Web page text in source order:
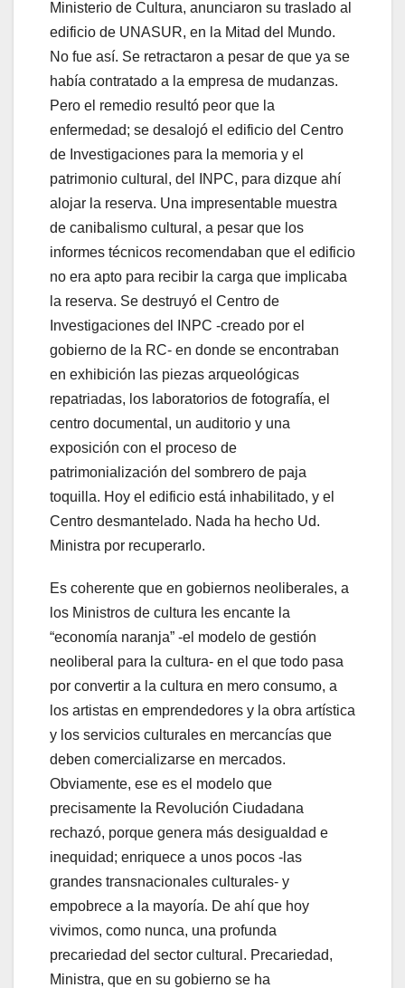
Ministerio de Cultura, anunciaron su traslado al
edificio de UNASUR, en la Mitad del Mundo.
No fue así. Se retractaron a pesar de que ya se
había contratado a la empresa de mudanzas.
Pero el remedio resultó peor que la
enfermedad; se desalojó el edificio del Centro
de Investigaciones para la memoria y el
patrimonio cultural, del INPC, para dizque ahí
alojar la reserva. Una impresentable muestra
de canibalismo cultural, a pesar que los
informes técnicos recomendaban que el edificio
no era apto para recibir la carga que implicaba
la reserva. Se destruyó el Centro de
Investigaciones del INPC -creado por el
gobierno de la RC- en donde se encontraban
en exhibición las piezas arqueológicas
repatriadas, los laboratorios de fotografía, el
centro documental, un auditorio y una
exposición con el proceso de
patrimonialización del sombrero de paja
toquilla. Hoy el edificio está inhabilitado, y el
Centro desmantelado. Nada ha hecho Ud.
Ministra por recuperarlo.
Es coherente que en gobiernos neoliberales, a
los Ministros de cultura les encante la
“economía naranja” -el modelo de gestión
neoliberal para la cultura- en el que todo pasa
por convertir a la cultura en mero consumo, a
los artistas en emprendedores y la obra artística
y los servicios culturales en mercancías que
deben comercializarse en mercados.
Obviamente, ese es el modelo que
precisamente la Revolución Ciudadana
rechazó, porque genera más desigualdad e
inequidad; enriquece a unos pocos -las
grandes transnacionales culturales- y
empobrece a la mayoría. De ahí que hoy
vivimos, como nunca, una profunda
precariedad del sector cultural. Precariedad,
Ministra, que en su gobierno se ha